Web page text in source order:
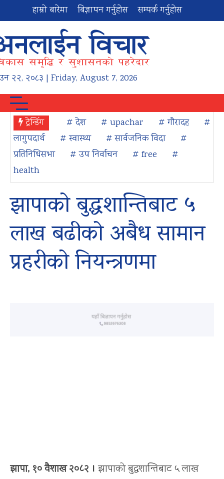
हाम्रो बारेमा बिज्ञापन गर्नुहोस सम्पर्क गर्नुहोस
२२, २०८३ | Friday, August 7, 2026
ट्रेन्डिंग # देश # upachar # गौरादह
#
लागुपदार्थ
# स्वास्थ्य # सार्वजनिक विदा
#
प्रतिनिधिसभा
# उप निर्वाचन # free
#
health
झापाको बुद्धशान्तिबाट ५
लाख बढीको अबैध सामान
प्रहरीको नियन्त्रणमा
झापा, १० वैशाख २०८२ । झापाको बुद्धशान्तिबाट ५ लाख